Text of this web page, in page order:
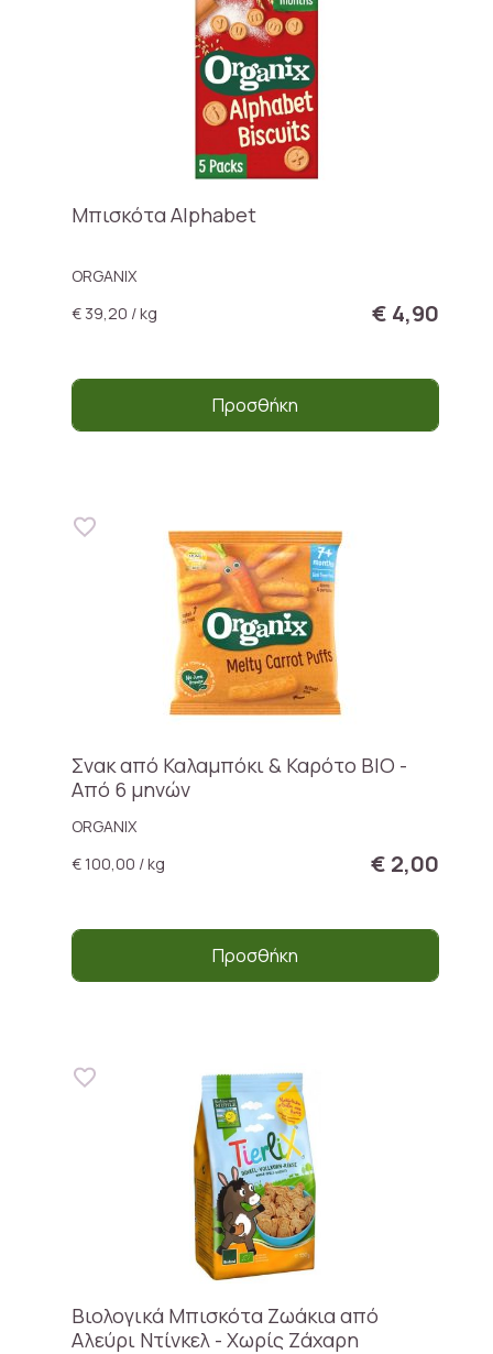
Μπισκότα Alphabet
ORGANIX
€ 39,20 / kg
€ 4,90
Προσθήκη
Σνακ από Καλαμπόκι & Καρότο BIO -
Από 6 μηνών
ORGANIX
€ 100,00 / kg
€ 2,00
Προσθήκη
Βιολογικά Μπισκότα Ζωάκια από
Αλεύρι Ντίνκελ - Χωρίς Ζάχαρη